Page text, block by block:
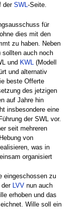
der SWL-Seite.
für
dies mit den
zu haben. Neben
sollten auch noch
und KWL
(Modell
und alternativ
beste Offerte
des jetzigen
auf Jahre hin
insbesondere eine
der SWL vor.
seit mehreren
von
was in
organisiert
eingeschossen zu
der
LVV nun auch
erhoben und das
Wille soll ein